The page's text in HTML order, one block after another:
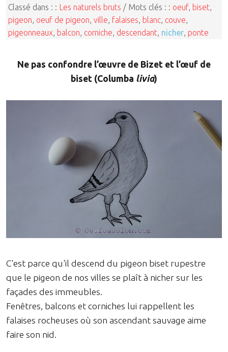
Classé dans : : Les naturels bruts / Mots clés : : oeuf, biset,
pigeon, oeuf de pigeon, ville, falaises, blanc, couve,
pigeonneaux, balcon, corniche, descendant, nicher, ponte
Ne pas confondre l’œuvre de Bizet et l’œuf de
biset (Columba livia)
C'est parce qu'il descend du pigeon biset rupestre
que le pigeon de nos villes se plaît à nicher sur les
façades des immeubles.
Fenêtres, balcons et corniches lui rappellent les
falaises rocheuses où son ascendant sauvage aime
faire son nid.